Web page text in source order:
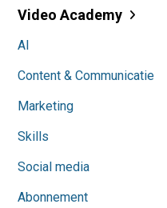
Video Academy
AI
Content & Communicatie
Marketing
Skills
Social media
Abonnement